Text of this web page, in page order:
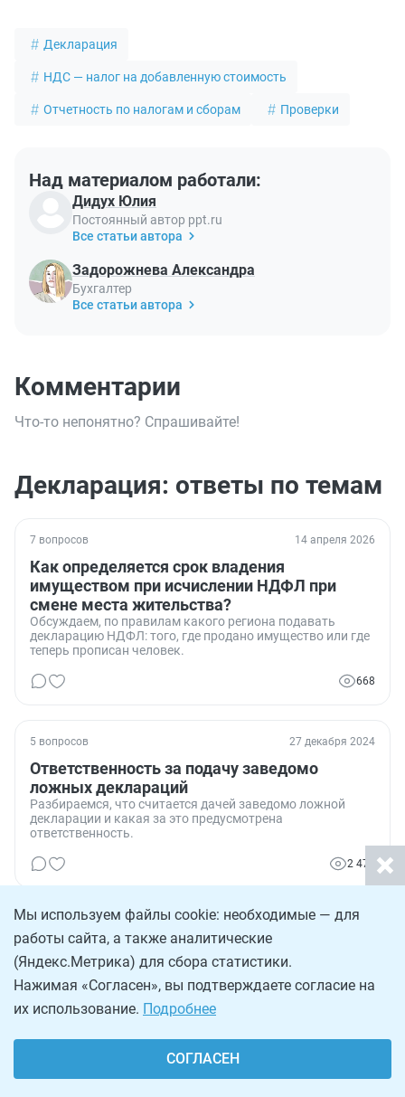
Декларация
НДС — налог на добавленную стоимость
Отчетность по налогам и сборам Проверки
Над материалом работали:
Дидух Юлия
Постоянный автор ppt.ru
Все статьи автора
Задорожнева Александра
Бухгалтер
Все статьи автора
Комментарии
Что-то непонятно? Спрашивайте!
Декларация: ответы по темам
7 вопросов 14 апреля 2026
Как определяется срок владения
имуществом при исчислении НДФЛ при
смене места жительства?
Обсуждаем, по правилам какого региона подавать
декларацию НДФЛ: того, где продано имущество или где
теперь прописан человек.
668
5 вопросов 27 декабря 2024
Ответственность за подачу заведомо
ложных деклараций
Разбираемся, что считается дачей заведомо ложной
декларации и какая за это предусмотрена
ответственность.
2 472
5 вопросов 29 ноября 2024
Разбираемся, когда при закрытии ИП
подавать завершающую декларацию по
УСН
Планирую закрыть свое ИП и хочу узнать, как это
сделать правильно?
Мы используем файлы cookie: необходимые — для
работы сайта, а также аналитические
(Яндекс.Метрика) для сбора статистики.
Нажимая «Согласен», вы подтверждаете согласие на
их использование. Подробнее
СОГЛАСЕН